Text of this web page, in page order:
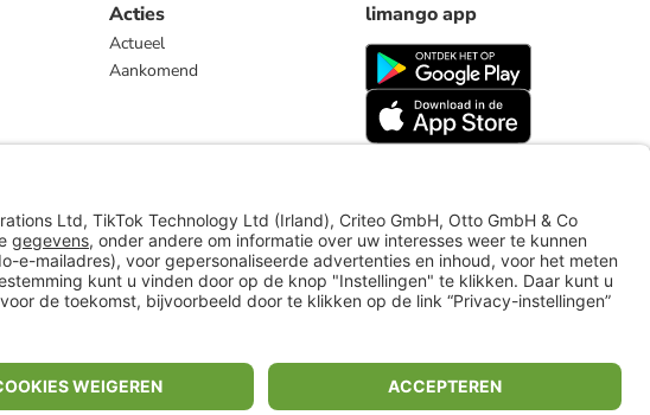
Acties
Actueel
Aankomend
limango app
limango.de limango.pl